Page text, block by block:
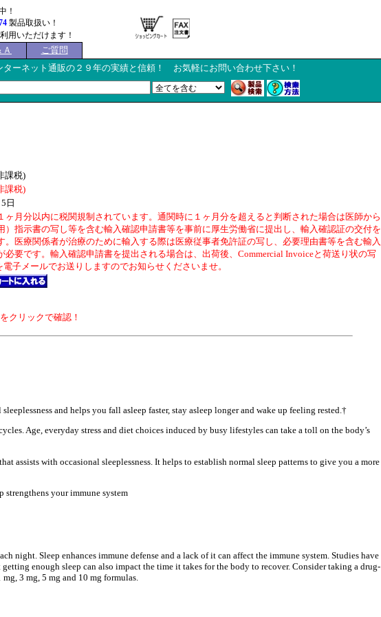
！
製品取扱い！
用いただけます！
Ａ
ご質問
ターネット通販の２９年の実績と信頼！ お気軽にお問い合わせ下さい！
課税)
課税)
日
ヶ月分以内に税関規制されています。通関時に１ヶ月分を超えると判断された場合は医師から
）指示書の写し等を含む輸入確認申請書等を事前に厚生労働省に提出し、輸入確認証の交付を
。医療関係者が治療のために輸入する際は医療従事者免許証の写し、必要理由書等を含む輸入
必要です。輸入確認申請書を提出される場合は、出荷後、Commercial Invoiceと荷送り状の写
電子メールでお送りしますのでお知らせくださいませ。
クリックで確認！
and helps you fall asleep faster, stay asleep longer and wake up feeling rested.†
Age, everyday stress and diet choices induced by busy lifestyles can take a toll on the body’s
assists with occasional sleeplessness. It helps to establish normal sleep patterns to give you a more
strengthens your immune system
night. Sleep enhances immune defense and a lack of it can affect the immune system. Studies have
enough sleep can also impact the time it takes for the body to recover. Consider taking a drug-
3 mg, 5 mg and 10 mg formulas.